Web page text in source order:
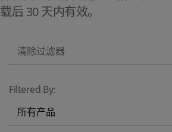
载后 30 天内有效。
Filtered By: